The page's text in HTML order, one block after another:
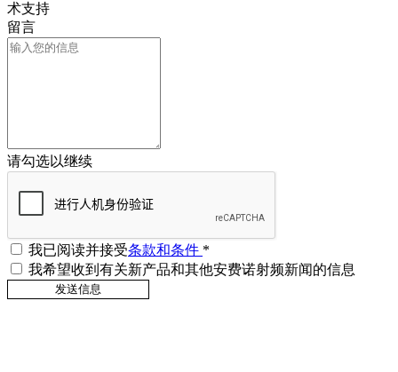
术支持
留言
请勾选以继续
我已阅读并接受条款和条件 *
我希望收到有关新产品和其他安费诺射频新闻的信息